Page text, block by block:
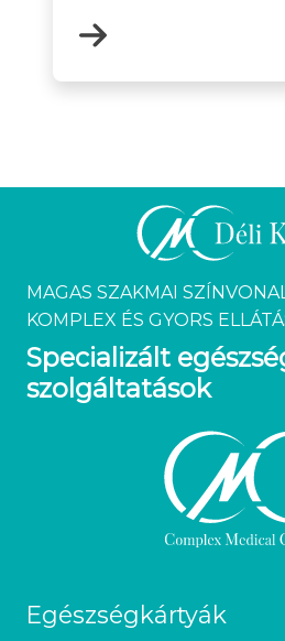
MAGAS SZAKMAI
KOMPLEX ÉS GYORS
Specializált
szolgáltatások
Egészségkártyák